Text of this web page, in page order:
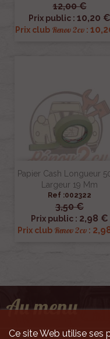
12,00 €
Prix public : 10,20 €
Prix club Renov 2cv :
Papier Cash Longueur
Largeur 19 Mm
Ref :002322
3,50 €
Prix public : 2,98 €
Prix club Renov 2cv :
Au menu
Ce site Web utilise ses